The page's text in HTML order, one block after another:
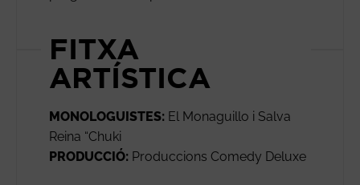
FITXA
ARTÍSTICA
MONOLOGUISTES: El Monaguillo i Salva
Reina “Chuki
PRODUCCIÓ: Produccions Comedy Deluxe